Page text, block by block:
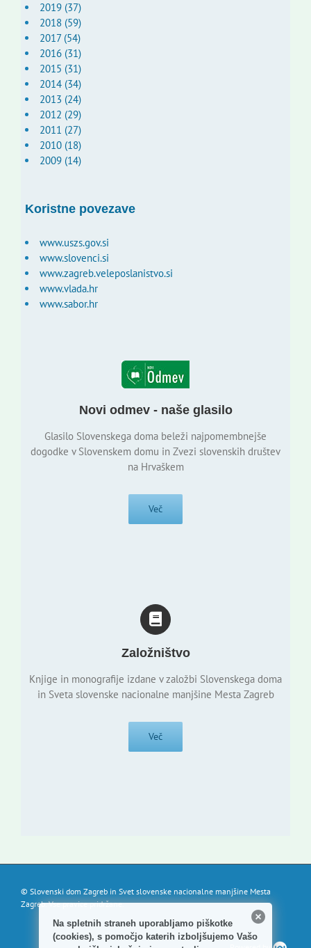
2019 (37)
2018 (59)
2017 (54)
2016 (31)
2015 (31)
2014 (34)
2013 (24)
2012 (29)
2011 (27)
2010 (18)
2009 (14)
Koristne povezave
www.uszs.gov.si
www.slovenci.si
www.zagreb.veleposlanistvo.si
www.vlada.hr
www.sabor.hr
Novi odmev - naše glasilo
Glasilo Slovenskega doma beleži najpomembnejše
dogodke v Slovenskem domu in Zvezi slovenskih društev
na Hrvaškem
Več
Založništvo
Knjige in monografije izdane v založbi Slovenskega doma
in Sveta slovenske nacionalne manjšine Mesta Zagreb
Več
© Slovenski dom Zagreb in Svet slovenske nacionalne manjšine Mesta
Zagreb. Vse pravice pridržane.
Na spletnih straneh uporabljamo piškotke
(cookies), s pomočjo katerih izboljšujemo Vašo